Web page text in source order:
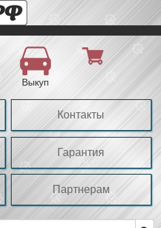
Выкуп
Контакты
Гарантия
Партнерам